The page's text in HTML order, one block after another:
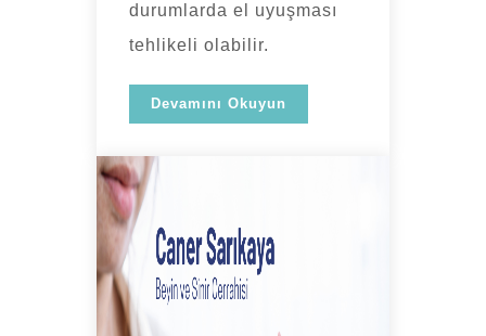
durumlarda el uyuşması
tehlikeli olabilir.
Devamını Okuyun